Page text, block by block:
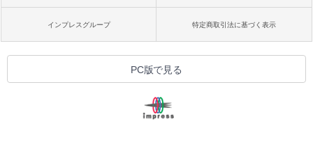
インプレスグループ 特定商取引法に基づく表示
PC版で見る